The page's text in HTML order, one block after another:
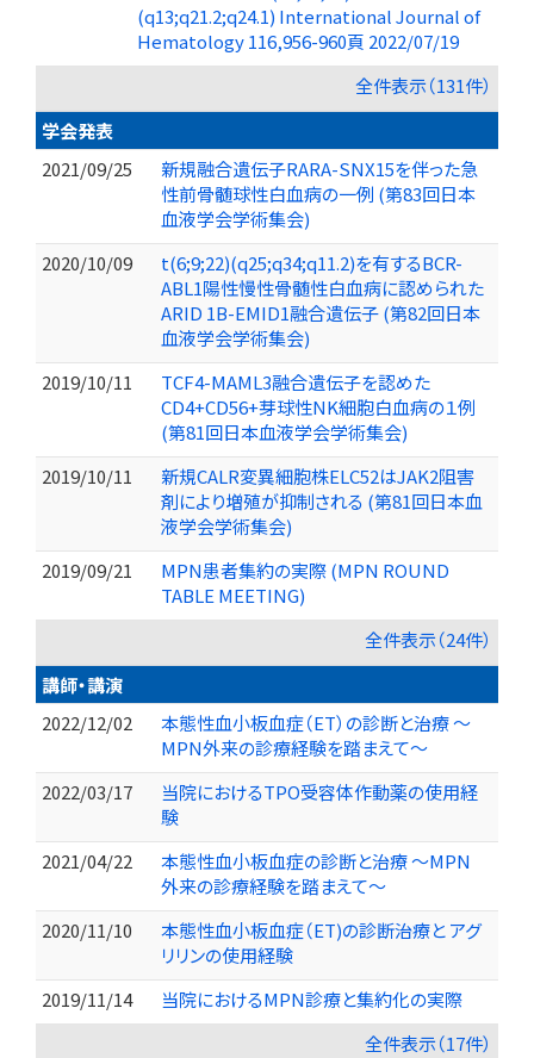
(q13;q21.2;q24.1) International Journal of
Hematology 116,956-960頁 2022/07/19
全件表示（131件）
学会発表
2021/09/25
新規融合遺伝子RARA-SNX15を伴った急
性前骨髄球性白血病の一例 (第83回日本
血液学会学術集会)
2020/10/09
t(6;9;22)(q25;q34;q11.2)を有するBCR-
ABL1陽性慢性骨髄性白血病に認められた
ARID 1B-EMID1融合遺伝子 (第82回日本
血液学会学術集会)
2019/10/11
TCF4-MAML3融合遺伝子を認めた
CD4+CD56+芽球性NK細胞白血病の１例
(第81回日本血液学会学術集会)
2019/10/11
新規CALR変異細胞株ELC52はJAK2阻害
剤により増殖が抑制される (第81回日本血
液学会学術集会)
2019/09/21
MPN患者集約の実際 (MPN ROUND
TABLE MEETING)
全件表示（24件）
講師・講演
2022/12/02
本態性血小板血症（ET）の診断と治療 〜
MPN外来の診療経験を踏まえて〜
2022/03/17
当院におけるTPO受容体作動薬の使用経
験
2021/04/22
本態性血小板血症の診断と治療 〜MPN
外来の診療経験を踏まえて〜
2020/11/10
本態性血小板血症（ET)の診断治療と アグ
リリンの使用経験
2019/11/14
当院におけるMPN診療と集約化の実際
全件表示（17件）